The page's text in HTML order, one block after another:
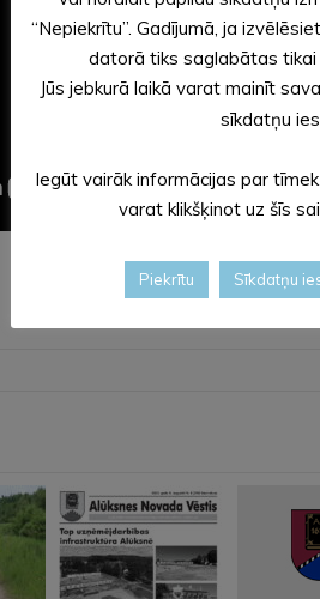
“Nepiekrītu”. Gadījumā, ja
datorā tiks saglabātas tikai
Jūs jebkurā laikā varat mainīt
sīkdatņu
Iegūt vairāk informācijas par
varat klikšķinot uz šīs
Piekrītu Sīkdatņu